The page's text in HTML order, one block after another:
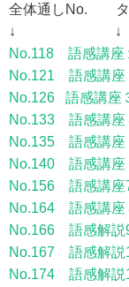
全体通しNo. タ
↓ ↓
No.118 語感講座
No.121 語感講座
No.126 語感講座
No.133 語感講座
No.135 語感講座
No.140 語感講座
No.156 語感講座
No.164 語感講座
No.166 語感解説
No.167 語感解説
No.174 語感解説